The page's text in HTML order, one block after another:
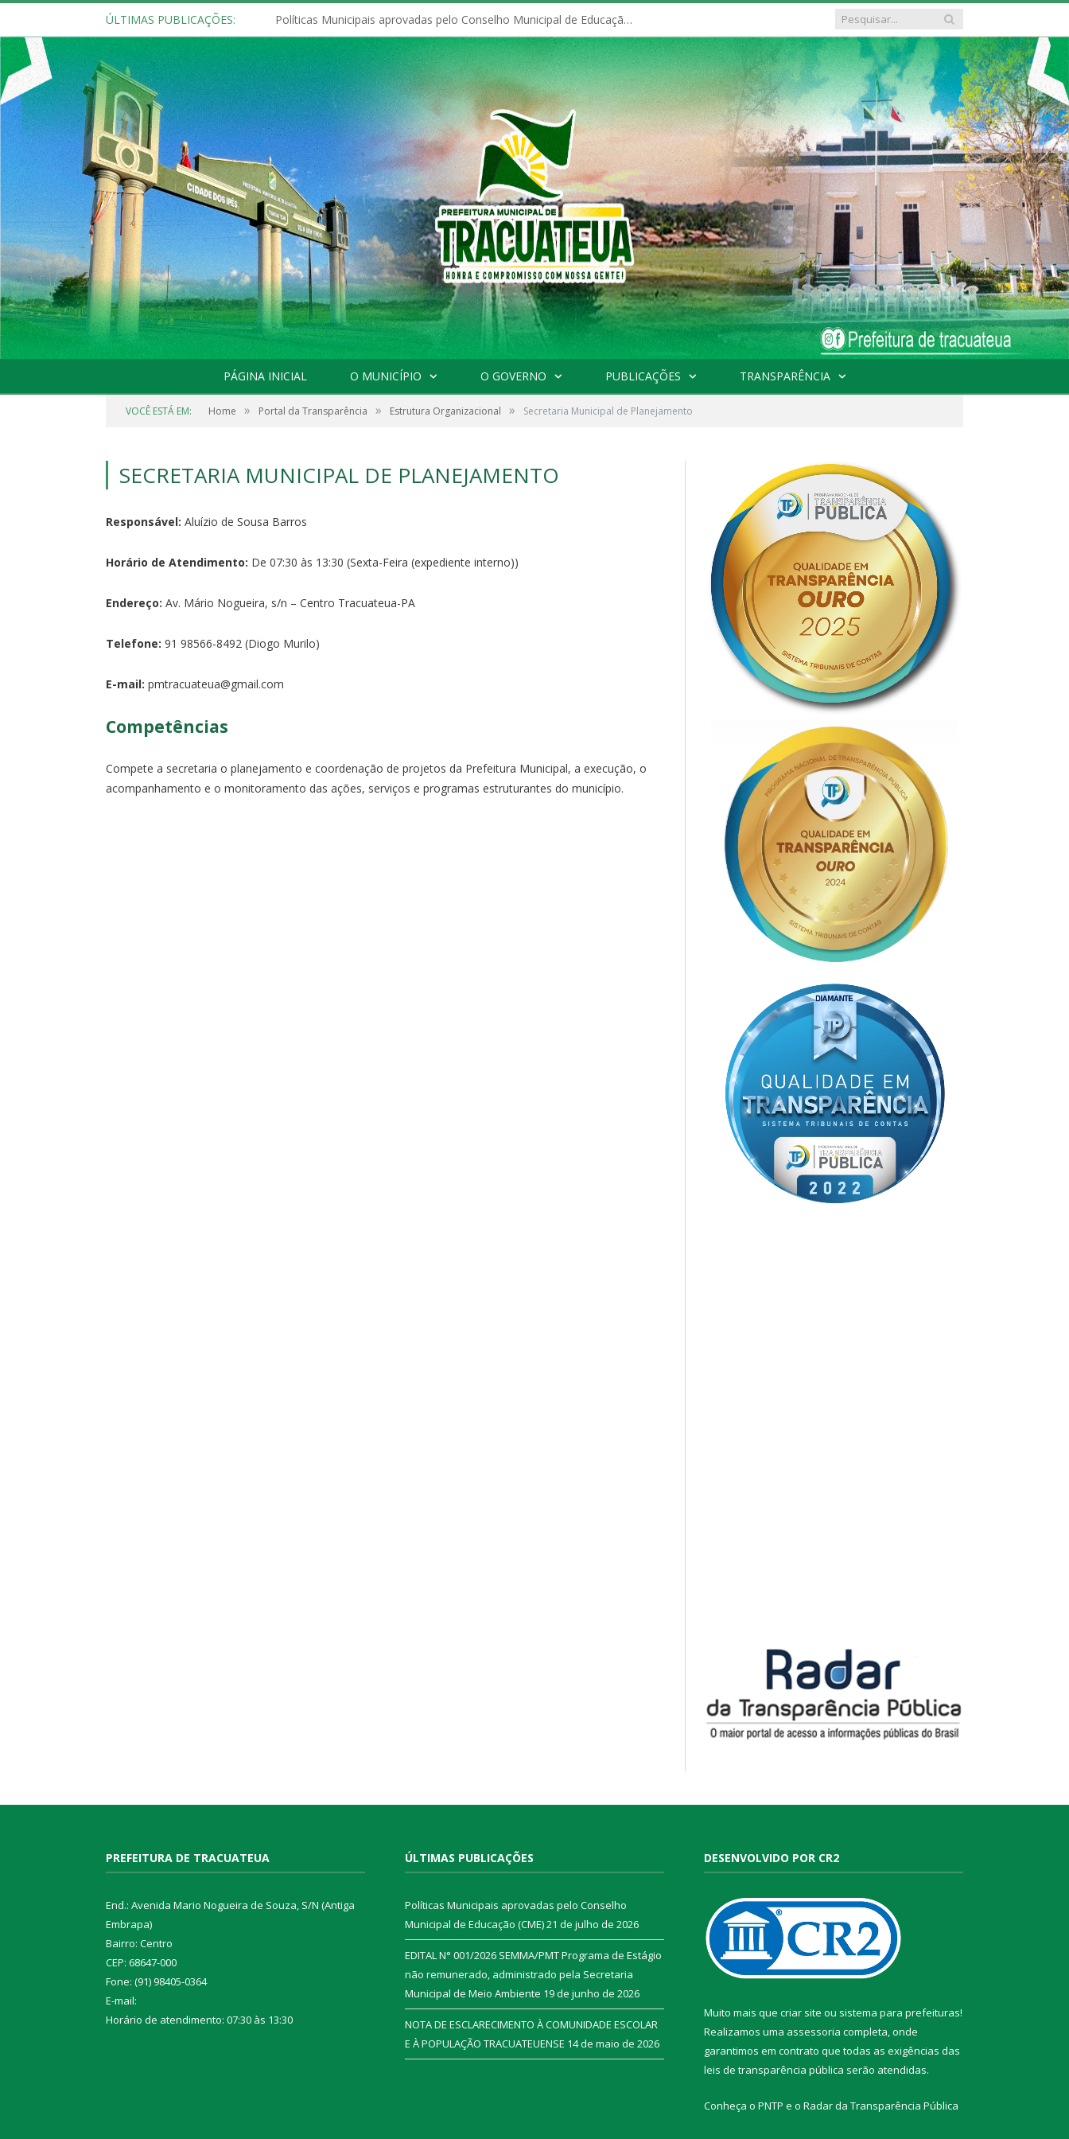
ÚLTIMAS PUBLICAÇÕES: Políticas Municipais aprovadas pelo Conselho Municipal de Educação (CME)
PÁGINA INICIAL O MUNICÍPIO O GOVERNO PUBLICAÇÕES TRANSPARÊNCIA
VOCÊ ESTÁ EM: Home » Portal da Transparência » Estrutura Organizacional » Secretaria Municipal de Planejamento
SECRETARIA MUNICIPAL DE PLANEJAMENTO
Responsável: Aluízio de Sousa Barros
Horário de Atendimento: De 07:30 às 13:30 (Sexta-Feira (expediente interno))
Endereço: Av. Mário Nogueira, s/n – Centro Tracuateua-PA
Telefone: 91 98566-8492 (Diogo Murilo)
E-mail: pmtracuateua@gmail.com
Competências
Compete a secretaria o planejamento e coordenação de projetos da Prefeitura Municipal, a execução, o
acompanhamento e o monitoramento das ações, serviços e programas estruturantes do município.
PREFEITURA DE TRACUATEUA
End.: Avenida Mario Nogueira de Souza, S/N (Antiga
Embrapa)
Bairro: Centro
CEP: 68647-000
Fone: (91) 98405-0364
E-mail:
Horário de atendimento: 07:30 às 13:30
ÚLTIMAS PUBLICAÇÕES
Políticas Municipais aprovadas pelo Conselho
Municipal de Educação (CME)21 de julho de 2026
EDITAL N° 001/2026 SEMMA/PMT Programa de Estágio
não remunerado, administrado pela Secretaria
Municipal de Meio Ambiente 19 de junho de 2026
NOTA DE ESCLARECIMENTO À COMUNIDADE ESCOLAR
E À POPULAÇÃO TRACUATEUENSE 14 de maio de 2026
DESENVOLVIDO POR CR2
Muito mais que criar site ou sistema para prefeituras!
Realizamos uma assessoria completa, onde
garantimos em contrato que todas as exigências das
leis de transparência pública serão atendidas.
Conheça o PNTP e o Radar da Transparência Pública